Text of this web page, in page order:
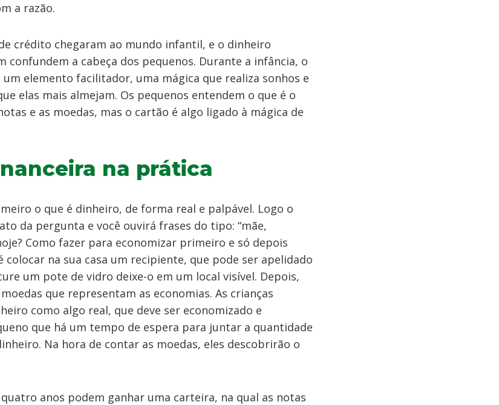
a razão.
crédito chegaram ao mundo infantil, e o dinheiro
confundem a cabeça dos pequenos. Durante a infância, o
elemento facilitador, uma mágica que realiza sonhos e
elas mais almejam. Os pequenos entendem o que é o
e as moedas, mas o cartão é algo ligado à mágica de
na prática
o que é dinheiro, de forma real e palpável. Logo o
da pergunta e você ouvirá frases do tipo: “mãe,
Como fazer para economizar primeiro e só depois
colocar na sua casa um recipiente, que pode ser apelidado
um pote de vidro deixe-o em um local visível. Depois,
que representam as economias. As crianças
como algo real, que deve ser economizado e
que há um tempo de espera para juntar a quantidade
Na hora de contar as moedas, eles descobrirão o
anos podem ganhar uma carteira, na qual as notas